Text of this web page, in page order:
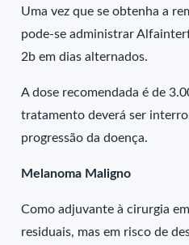
Uma vez que se obtenha a
pode-se administrar
2b em dias alternados.
A dose recomendada é de
tratamento deverá ser
progressão da doença.
Melanoma Maligno
Como adjuvante à cirurgia
residuais, mas em risco de